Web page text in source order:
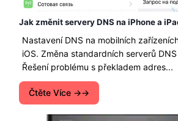
Jak změnit servery DNS na iPhone a
Nastavení DNS na mobilních
iOS. Změna standardních serverů
Řešení problému s překladem adres...
Čtěte Více →